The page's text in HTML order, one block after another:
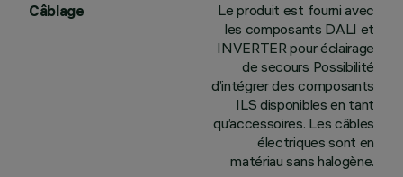
Câblage
Le produit est fourni avec
les composants DALI et
INVERTER pour éclairage
de secours Possibilité
d’intégrer des composants
ILS disponibles en tant
qu’accessoires. Les câbles
électriques sont en
matériau sans halogène.